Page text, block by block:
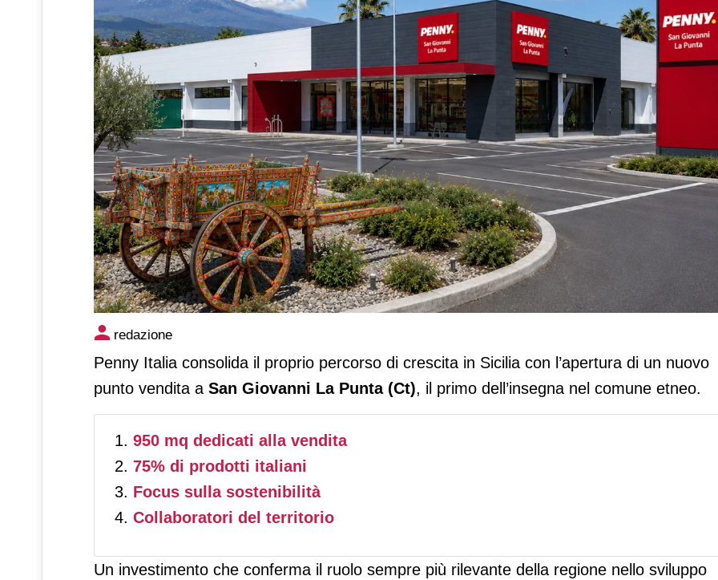
Penny rafforza la propria presenza in Sicilia con l’apertura di San
Giovanni La Punta (Ct)
redazione
Penny Italia consolida il proprio percorso di crescita in Sicilia con l’apertura di un nuovo
punto vendita a San Giovanni La Punta (Ct), il primo dell’insegna nel comune etneo.
950 mq dedicati alla vendita
75% di prodotti italiani
Focus sulla sostenibilità
Collaboratori del territorio
Un investimento che conferma il ruolo sempre più rilevante della regione nello sviluppo